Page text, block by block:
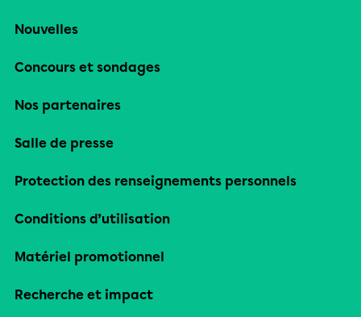
Nouvelles
Concours et sondages
Nos partenaires
Salle de presse
Protection des renseignements personnels
Conditions d’utilisation
Matériel promotionnel
Recherche et impact